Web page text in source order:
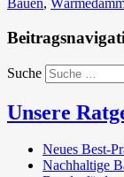
Bauen,
Suche
Unsere
Neues Best-
Nachhaltige